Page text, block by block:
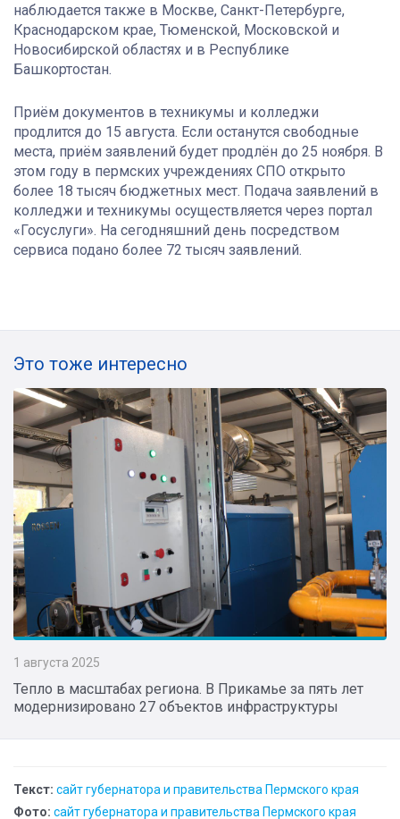
наблюдается также в Москве, Санкт-Петербурге,
Краснодарском крае, Тюменской, Московской и
Новосибирской областях и в Республике
Башкортостан.
Приём документов в техникумы и колледжи
продлится до 15 августа. Если останутся свободные
места, приём заявлений будет продлён до 25 ноября. В
этом году в пермских учреждениях СПО открыто
более 18 тысяч бюджетных мест. Подача заявлений в
колледжи и техникумы осуществляется через портал
«Госуслуги». На сегодняшний день посредством
сервиса подано более 72 тысяч заявлений.
Это тоже интересно
1 августа 2025
Тепло в масштабах региона. В Прикамье за пять лет
модернизировано 27 объектов инфраструктуры
Текст: сайт губернатора и правительства Пермского края
Фото: сайт губернатора и правительства Пермского края